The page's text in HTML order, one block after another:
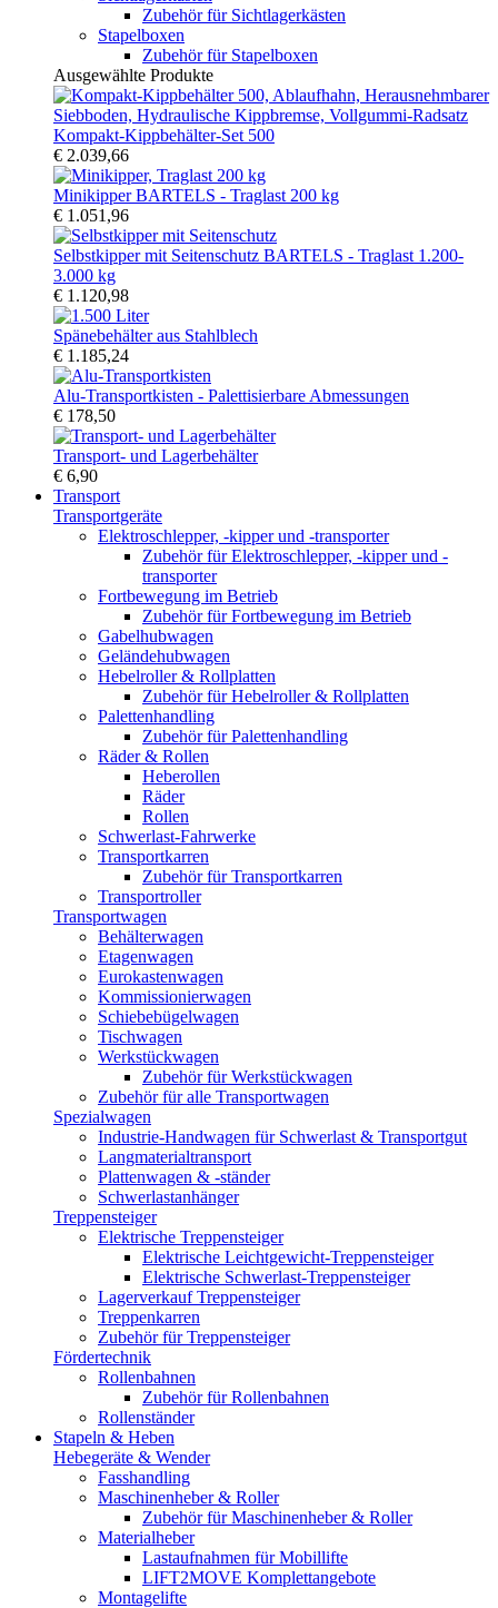
Zubehör für Sichtlagerkästen
Stapelboxen
Zubehör für Stapelboxen
Ausgewählte Produkte
Kompakt-Kippbehälter-Set 500
€ 2.039,66
Minikipper BARTELS - Traglast 200 kg
€ 1.051,96
Selbstkipper mit Seitenschutz BARTELS - Traglast 1.200-
3.000 kg
€ 1.120,98
Spänebehälter aus Stahlblech
€ 1.185,24
Alu-Transportkisten - Palettisierbare Abmessungen
€ 178,50
Transport- und Lagerbehälter
€ 6,90
Transport
Transportgeräte
Elektroschlepper, -kipper und -transporter
Zubehör für Elektroschlepper, -kipper und -
transporter
Fortbewegung im Betrieb
Zubehör für Fortbewegung im Betrieb
Gabelhubwagen
Geländehubwagen
Hebelroller & Rollplatten
Zubehör für Hebelroller & Rollplatten
Palettenhandling
Zubehör für Palettenhandling
Räder & Rollen
Heberollen
Räder
Rollen
Schwerlast-Fahrwerke
Transportkarren
Zubehör für Transportkarren
Transportroller
Transportwagen
Behälterwagen
Etagenwagen
Eurokastenwagen
Kommissionierwagen
Schiebebügelwagen
Tischwagen
Werkstückwagen
Zubehör für Werkstückwagen
Zubehör für alle Transportwagen
Spezialwagen
Industrie-Handwagen für Schwerlast & Transportgut
Langmaterialtransport
Plattenwagen & -ständer
Schwerlastanhänger
Treppensteiger
Elektrische Treppensteiger
Elektrische Leichtgewicht-Treppensteiger
Elektrische Schwerlast-Treppensteiger
Lagerverkauf Treppensteiger
Treppenkarren
Zubehör für Treppensteiger
Fördertechnik
Rollenbahnen
Zubehör für Rollenbahnen
Rollenständer
Stapeln & Heben
Hebegeräte & Wender
Fasshandling
Maschinenheber & Roller
Zubehör für Maschinenheber & Roller
Materialheber
Lastaufnahmen für Mobillifte
LIFT2MOVE Komplettangebote
Montagelifte